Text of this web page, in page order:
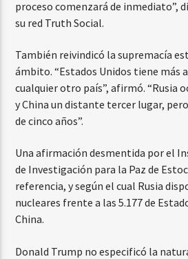
proceso comenzará de inmediato”,
su red Truth Social.
También reivindicó la supremacía
ámbito. “Estados Unidos tiene más
cualquier otro país”, afirmó. “Rusia
y China un distante tercer lugar,
de cinco años”.
Una afirmación desmentida por el
de Investigación para la Paz de
referencia, y según el cual Rusia
nucleares frente a las 5.177 de
China.
Donald Trump no especificó la